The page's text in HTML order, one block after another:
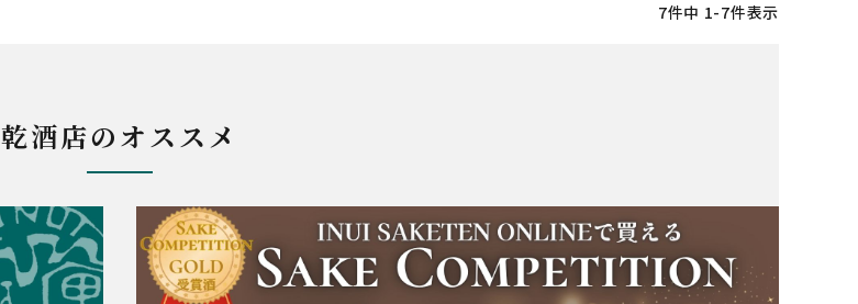
7件中 1-7件表示
乾酒店のオススメ